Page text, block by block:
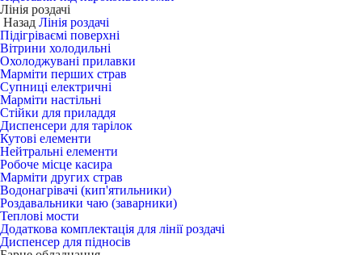
Лінія роздачі
Назад Лінія роздачі
Підігріваємі поверхні
Вітрини холодильні
Охолоджувані прилавки
Марміти перших страв
Супниці електричні
Марміти настільні
Стійки для приладдя
Диспенсери для тарілок
Кутові елементи
Нейтральні елементи
Робоче місце касира
Марміти других страв
Водонагрівачі (кип'ятильники)
Роздавальники чаю (заварники)
Теплові мости
Додаткова комплектація для лінії роздачі
Диспенсер для підносів